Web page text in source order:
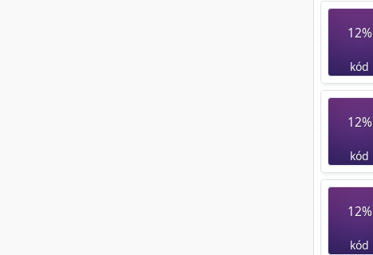
12%
kód
12%
kód
12%
kód